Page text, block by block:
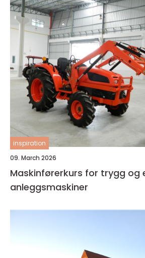
inspiration
09. March 2026
Maskinførerkurs for trygg og
anleggsmaskiner